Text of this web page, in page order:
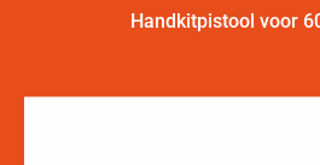
Handkitpistool voor